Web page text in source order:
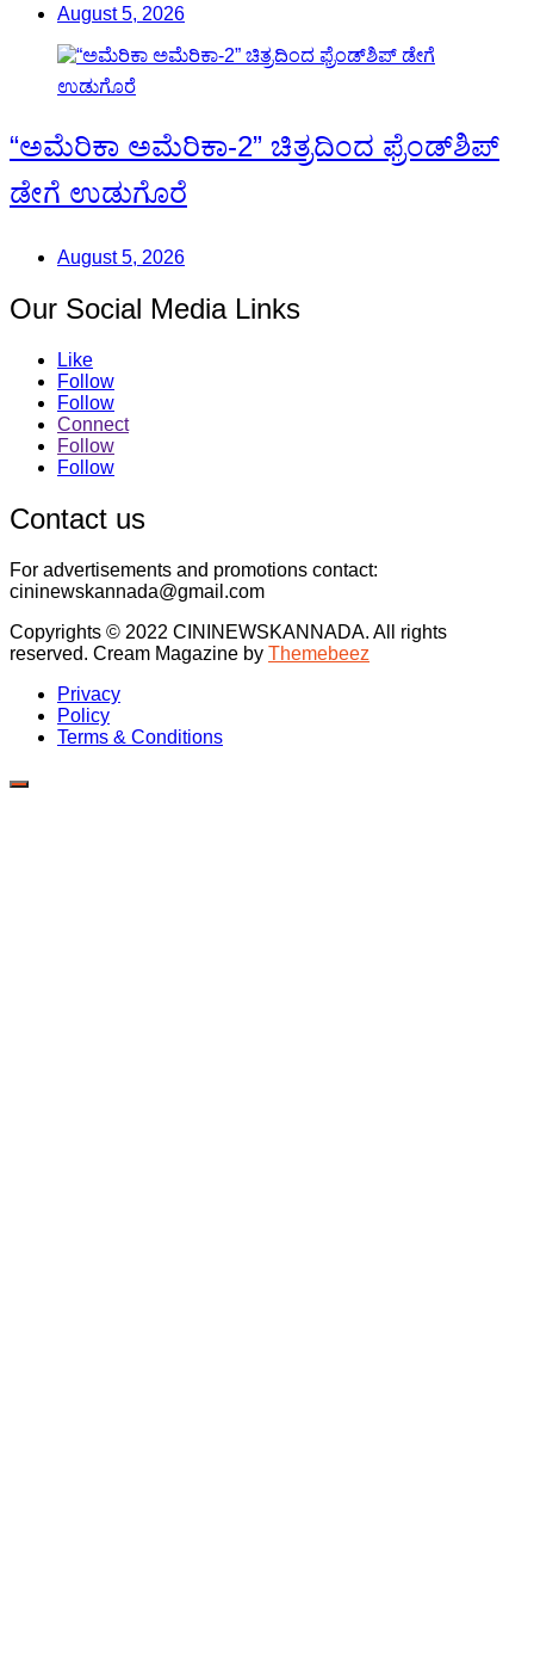
August 5, 2026
“ಅಮೆರಿಕಾ ಅಮೆರಿಕಾ-2” ಚಿತ್ರದಿಂದ ಫ್ರೆಂಡ್‍ಶಿಪ್
ಡೇಗೆ ಉಡುಗೊರೆ
August 5, 2026
Our Social Media Links
Like
Follow
Follow
Connect
Follow
Follow
Contact us
For advertisements and promotions contact:
cininewskannada@gmail.com
Copyrights © 2022 CININEWSKANNADA. All rights
reserved. Cream Magazine by Themebeez
Privacy
Policy
Terms & Conditions